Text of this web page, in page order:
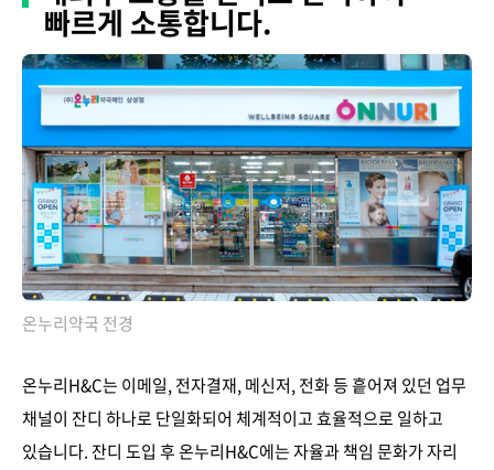
빠르게 소통합니다.
온누리약국 전경
온누리H&C는 이메일, 전자결재, 메신저, 전화 등 흩어져 있던 업무
채널이 잔디 하나로 단일화되어 체계적이고 효율적으로 일하고
있습니다. 잔디 도입 후 온누리H&C에는 자율과 책임 문화가 자리